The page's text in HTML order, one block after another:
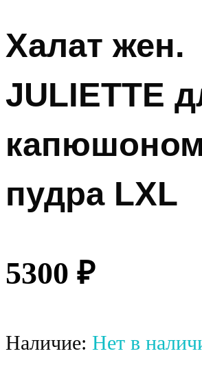
Халат жен.
JULIETTE
пудра LXL
5300 ₽
Наличие: Нет в